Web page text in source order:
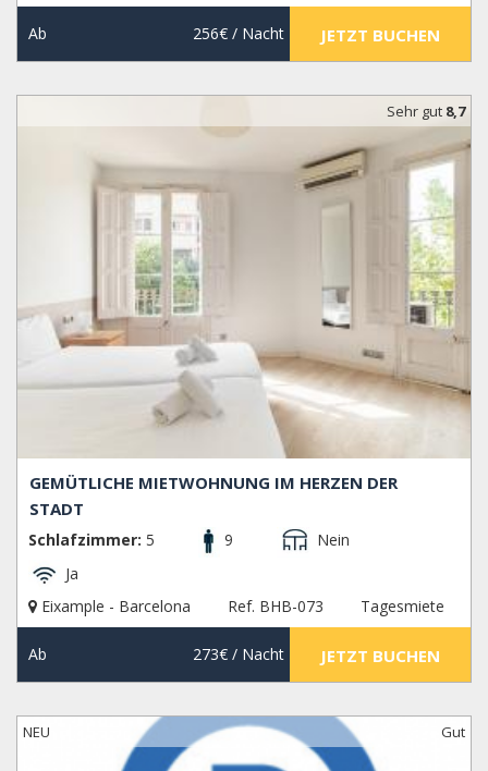
Ab 256€/ Nacht JETZT BUCHEN
Sehr gut 8,7
GEMÜTLICHE MIETWOHNUNG IM HERZEN DER
STADT
Schlafzimmer: 5 9
Nein
Ja
Eixample - Barcelona
Ref. BHB-073 Tagesmiete
Ab 273€/ Nacht JETZT BUCHEN
NEU Gut